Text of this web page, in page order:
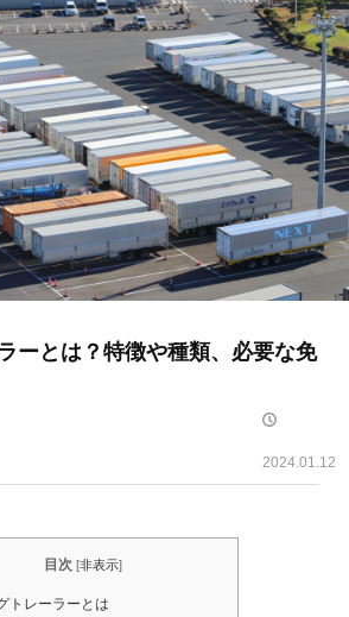
ーとは？特徴や種類、必要な免
2024.01.12
目次 [非表示]
トレーラーとは